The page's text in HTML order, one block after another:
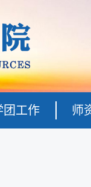
团工作 师